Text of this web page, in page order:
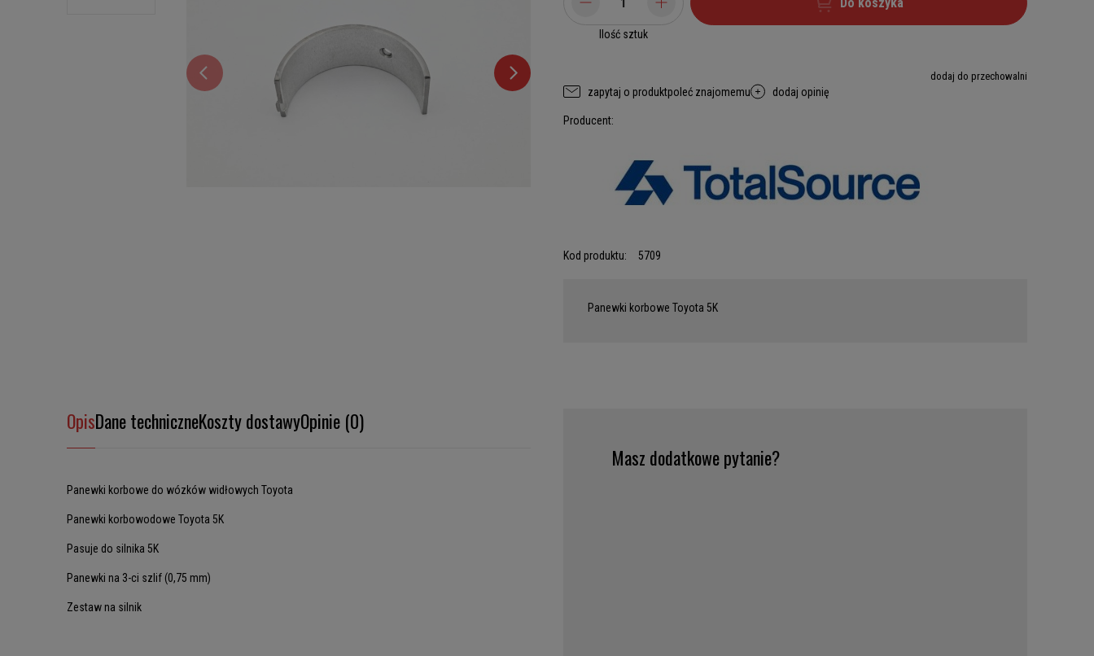
Ilość sztuk
dodaj do przechowalni
zapytaj o produktpoleć znajomemu dodaj opinię
Producent:
Kod produktu: 5709
Panewki korbowe Toyota 5K
OpisDane techniczneKoszty dostawyOpinie (0)
Panewki korbowe do wózków widłowych Toyota
Panewki korbowodowe Toyota 5K
Pasuje do silnika 5K
Panewki na 3-ci szlif (0,75 mm)
Zestaw na silnik
Masz dodatkowe pytanie?